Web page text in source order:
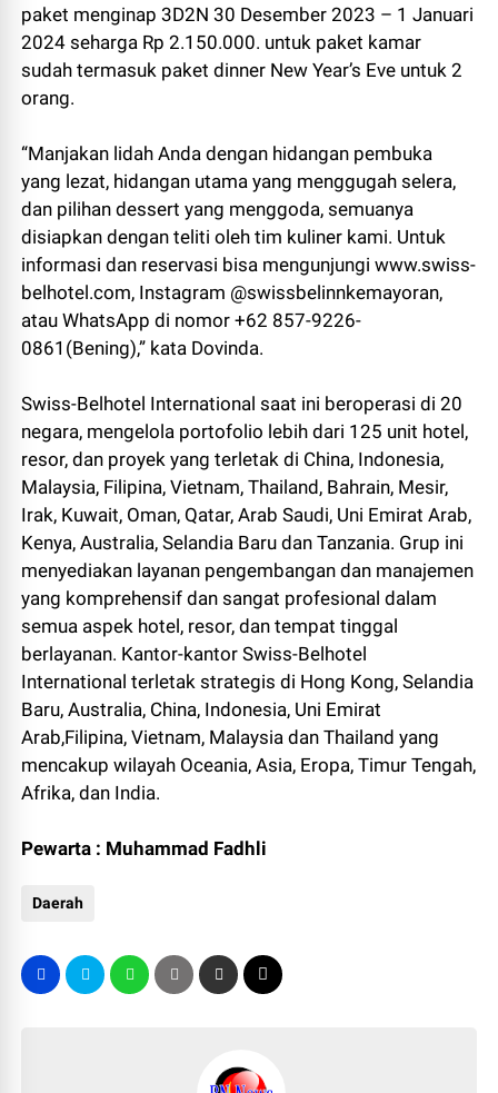
paket menginap 3D2N 30 Desember 2023 – 1 Januari
2024 seharga Rp 2.150.000. untuk paket kamar
sudah termasuk paket dinner New Year’s Eve untuk 2
orang.
“Manjakan lidah Anda dengan hidangan pembuka
yang lezat, hidangan utama yang menggugah selera,
dan pilihan dessert yang menggoda, semuanya
disiapkan dengan teliti oleh tim kuliner kami. Untuk
informasi dan reservasi bisa mengunjungi www.swiss-
belhotel.com, Instagram @swissbelinnkemayoran,
atau WhatsApp di nomor +62 857-9226-
0861(Bening),” kata Dovinda.
Swiss-Belhotel International saat ini beroperasi di 20
negara, mengelola portofolio lebih dari 125 unit hotel,
resor, dan proyek yang terletak di China, Indonesia,
Malaysia, Filipina, Vietnam, Thailand, Bahrain, Mesir,
Irak, Kuwait, Oman, Qatar, Arab Saudi, Uni Emirat Arab,
Kenya, Australia, Selandia Baru dan Tanzania. Grup ini
menyediakan layanan pengembangan dan manajemen
yang komprehensif dan sangat profesional dalam
semua aspek hotel, resor, dan tempat tinggal
berlayanan. Kantor-kantor Swiss-Belhotel
International terletak strategis di Hong Kong, Selandia
Baru, Australia, China, Indonesia, Uni Emirat
Arab,Filipina, Vietnam, Malaysia dan Thailand yang
mencakup wilayah Oceania, Asia, Eropa, Timur Tengah,
Afrika, dan India.
Pewarta : Muhammad Fadhli
Daerah